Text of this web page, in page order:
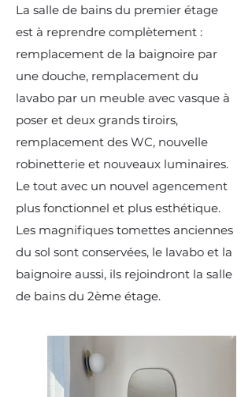
La salle de bains du premier étage
est à reprendre complètement :
remplacement de la baignoire par
une douche, remplacement du
lavabo par un meuble avec vasque à
poser et deux grands tiroirs,
remplacement des WC, nouvelle
robinetterie et nouveaux luminaires.
Le tout avec un nouvel agencement
plus fonctionnel et plus esthétique.
Les magnifiques tomettes anciennes
du sol sont conservées, le lavabo et la
baignoire aussi, ils rejoindront la salle
de bains du 2ème étage.